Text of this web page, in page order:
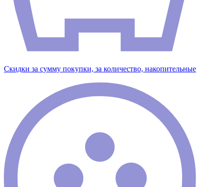
Скидки за сумму покупки, за количество, накопительные